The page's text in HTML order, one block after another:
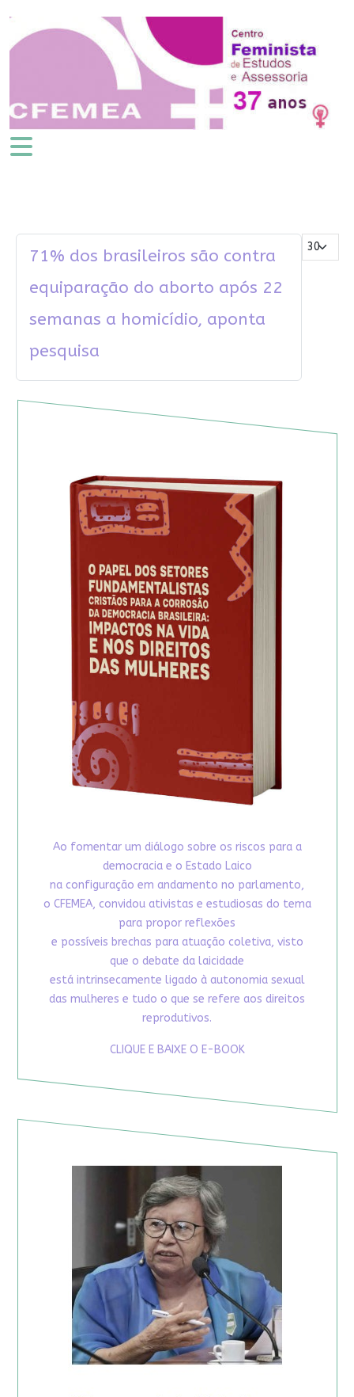
Mostrar #
71% dos brasileiros são contra
equiparação do aborto após 22
semanas a homicídio, aponta
pesquisa
Ao fomentar um diálogo sobre os riscos para a
democracia e o Estado Laico
na configuração em andamento no parlamento,
o CFEMEA, convidou ativistas e estudiosas do tema
para propor reflexões
e possíveis brechas para atuação coletiva, visto
que o debate da laicidade
está intrinsecamente ligado à autonomia sexual
das mulheres e tudo o que se refere aos direitos
reprodutivos.
CLIQUE E BAIXE O E-BOOK